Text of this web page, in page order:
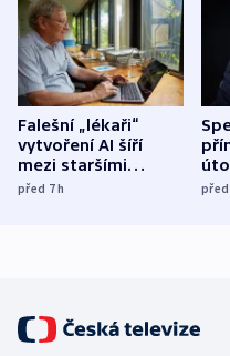
Falešní „lékaři“
vytvoření AI šíří
mezi staršími
Poláky nebezpečné
před 7h